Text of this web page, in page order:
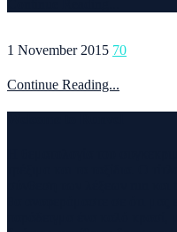
1 November 2015 70
Continue Reading...